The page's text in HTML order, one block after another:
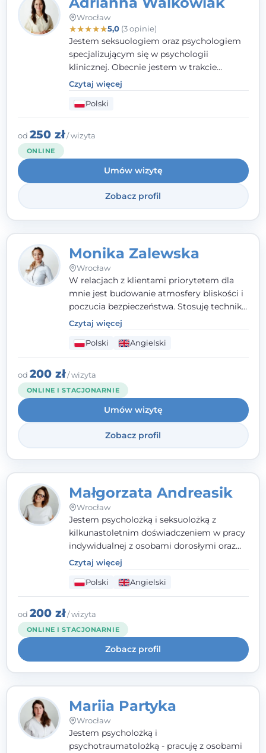
Wrocław
★★★★★5,0(3 opinie)
Jestem seksuologiem oraz psychologiem
specjalizującym się w psychologii
klinicznej. Obecnie jestem w trakcie
szkolenia na psychoterapeutę
systemowego. Posiadam status członka
nadzwyczajnego Wielkopolskiego
Towarzystwa Terapii Systemowej oraz
należę do Polskiego Towarzystwa
pierwszym miejscu stawiam budowanie
atmosfery bezpieczeństwa i zrozumienia w
relacjach z Klientami. Istotna dla nie jest
również koncentracja na dostępnych
zasobach.
Czytaj więcej
Polski
od 250 zł/ wizyta
ONLINE
Umów wizytę
Zobacz profil
Monika Zalewska
Wrocław
W relacjach z klientami priorytetem dla
mnie jest budowanie atmosfery bliskości i
poczucia bezpieczeństwa. Stosuję techniki
poznawczo-behawioralne oraz metody,
które koncentrują się na rozwiązaniach
(TSR). Te polegają na osiąganiu
zamierzonych celów (doprowadzeniu do
rozwiązania trudnych sytuacji) poprzez
identyfikowanie i wzmacnianie zasobów
oraz mocnych stron klienta. W swojej
pracy korzystam także z metod dialogu
motywacyjnego i treningu uważności.
Czytaj więcej
Polski Angielski
od 200 zł/ wizyta
ONLINE I STACJONARNIE
Umów wizytę
Zobacz profil
Małgorzata Andreasik
Wrocław
Jestem psycholożką i seksuolożką z
kilkunastoletnim doświadczeniem w pracy
indywidualnej z osobami dorosłymi oraz
parami. Specjalizuję się w obszarze zdrowia
seksualnego, żałoby, kryzysów życiowych i
wypalenia zawodowego. Pracuję w języku
polskim i angielskim, w podejściu
humanistycznym, opartym na
partnerstwie i podmiotowości klienta.
Czytaj więcej
Polski Angielski
od 200 zł/ wizyta
ONLINE I STACJONARNIE
Zobacz profil
Mariia Partyka
Wrocław
Jestem psycholożką i
psychotraumatolożką - pracuję z osobami